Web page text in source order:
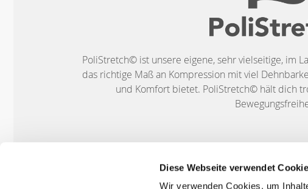
Diese Webseite verwendet
Wir verwenden Cookies, um
PoliStretch© ist unsere eigene, sehr vielseitige, im
das richtige Maß an Kompression mit viel
und Komfort bietet. PoliStretch© hält dich